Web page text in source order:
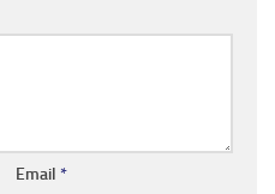
Email *